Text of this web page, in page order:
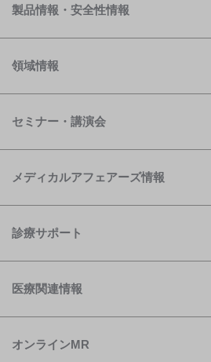
製品情報・安全性情報
領域情報
セミナー・講演会
メディカルアフェアーズ情報
診療サポート
医療関連情報
オンラインMR